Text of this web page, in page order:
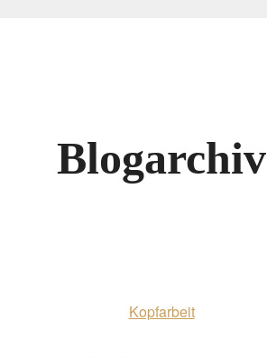
Blogarchiv
Kopfarbeit